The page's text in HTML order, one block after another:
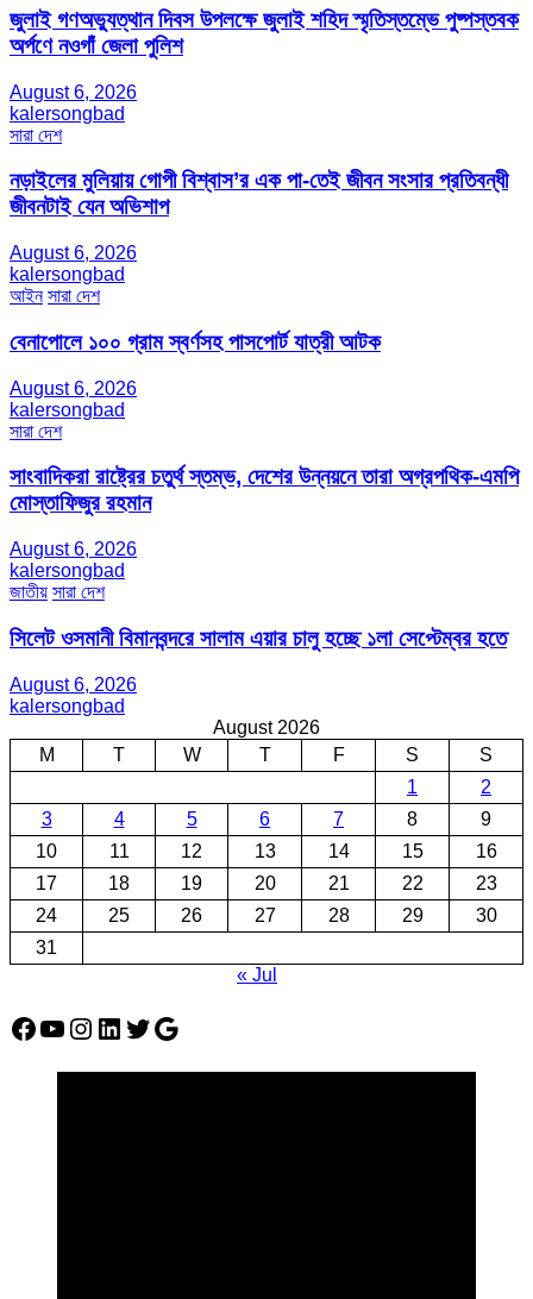
জুলাই গণঅভ্যুত্থান দিবস উপলক্ষে জুলাই শহিদ স্মৃতিস্তম্ভে পুষ্পস্তবক
অর্পণে নওগাঁ জেলা পুলিশ
August 6, 2026
kalersongbad
সারা দেশ
নড়াইলের মুলিয়ায় গোপী বিশ্বাস’র এক পা-তেই জীবন সংসার প্রতিবন্ধী
জীবনটাই যেন অভিশাপ
August 6, 2026
kalersongbad
আইন সারা দেশ
বেনাপোলে ১০০ গ্রাম স্বর্ণসহ পাসপোর্ট যাত্রী আটক
August 6, 2026
kalersongbad
সারা দেশ
সাংবাদিকরা রাষ্ট্রের চতুর্থ স্তম্ভ, দেশের উন্নয়নে তারা অগ্রপথিক-এমপি
মোস্তাফিজুর রহমান
August 6, 2026
kalersongbad
জাতীয় সারা দেশ
সিলেট ওসমানী বিমানবন্দরে সালাম এয়ার চালু হচ্ছে ১লা সেপ্টেম্বর হতে
August 6, 2026
kalersongbad
August 2026
M
T W T F S
S
1
2
3
4 5 6 7 8
9
10
11 12 13 14 15
16
17
18 19 20 21 22
23
24
25 26 27 28 29
30
31
« Jul
Facebook
YouTube
Instagram
LinkedIn
Twitter
Google